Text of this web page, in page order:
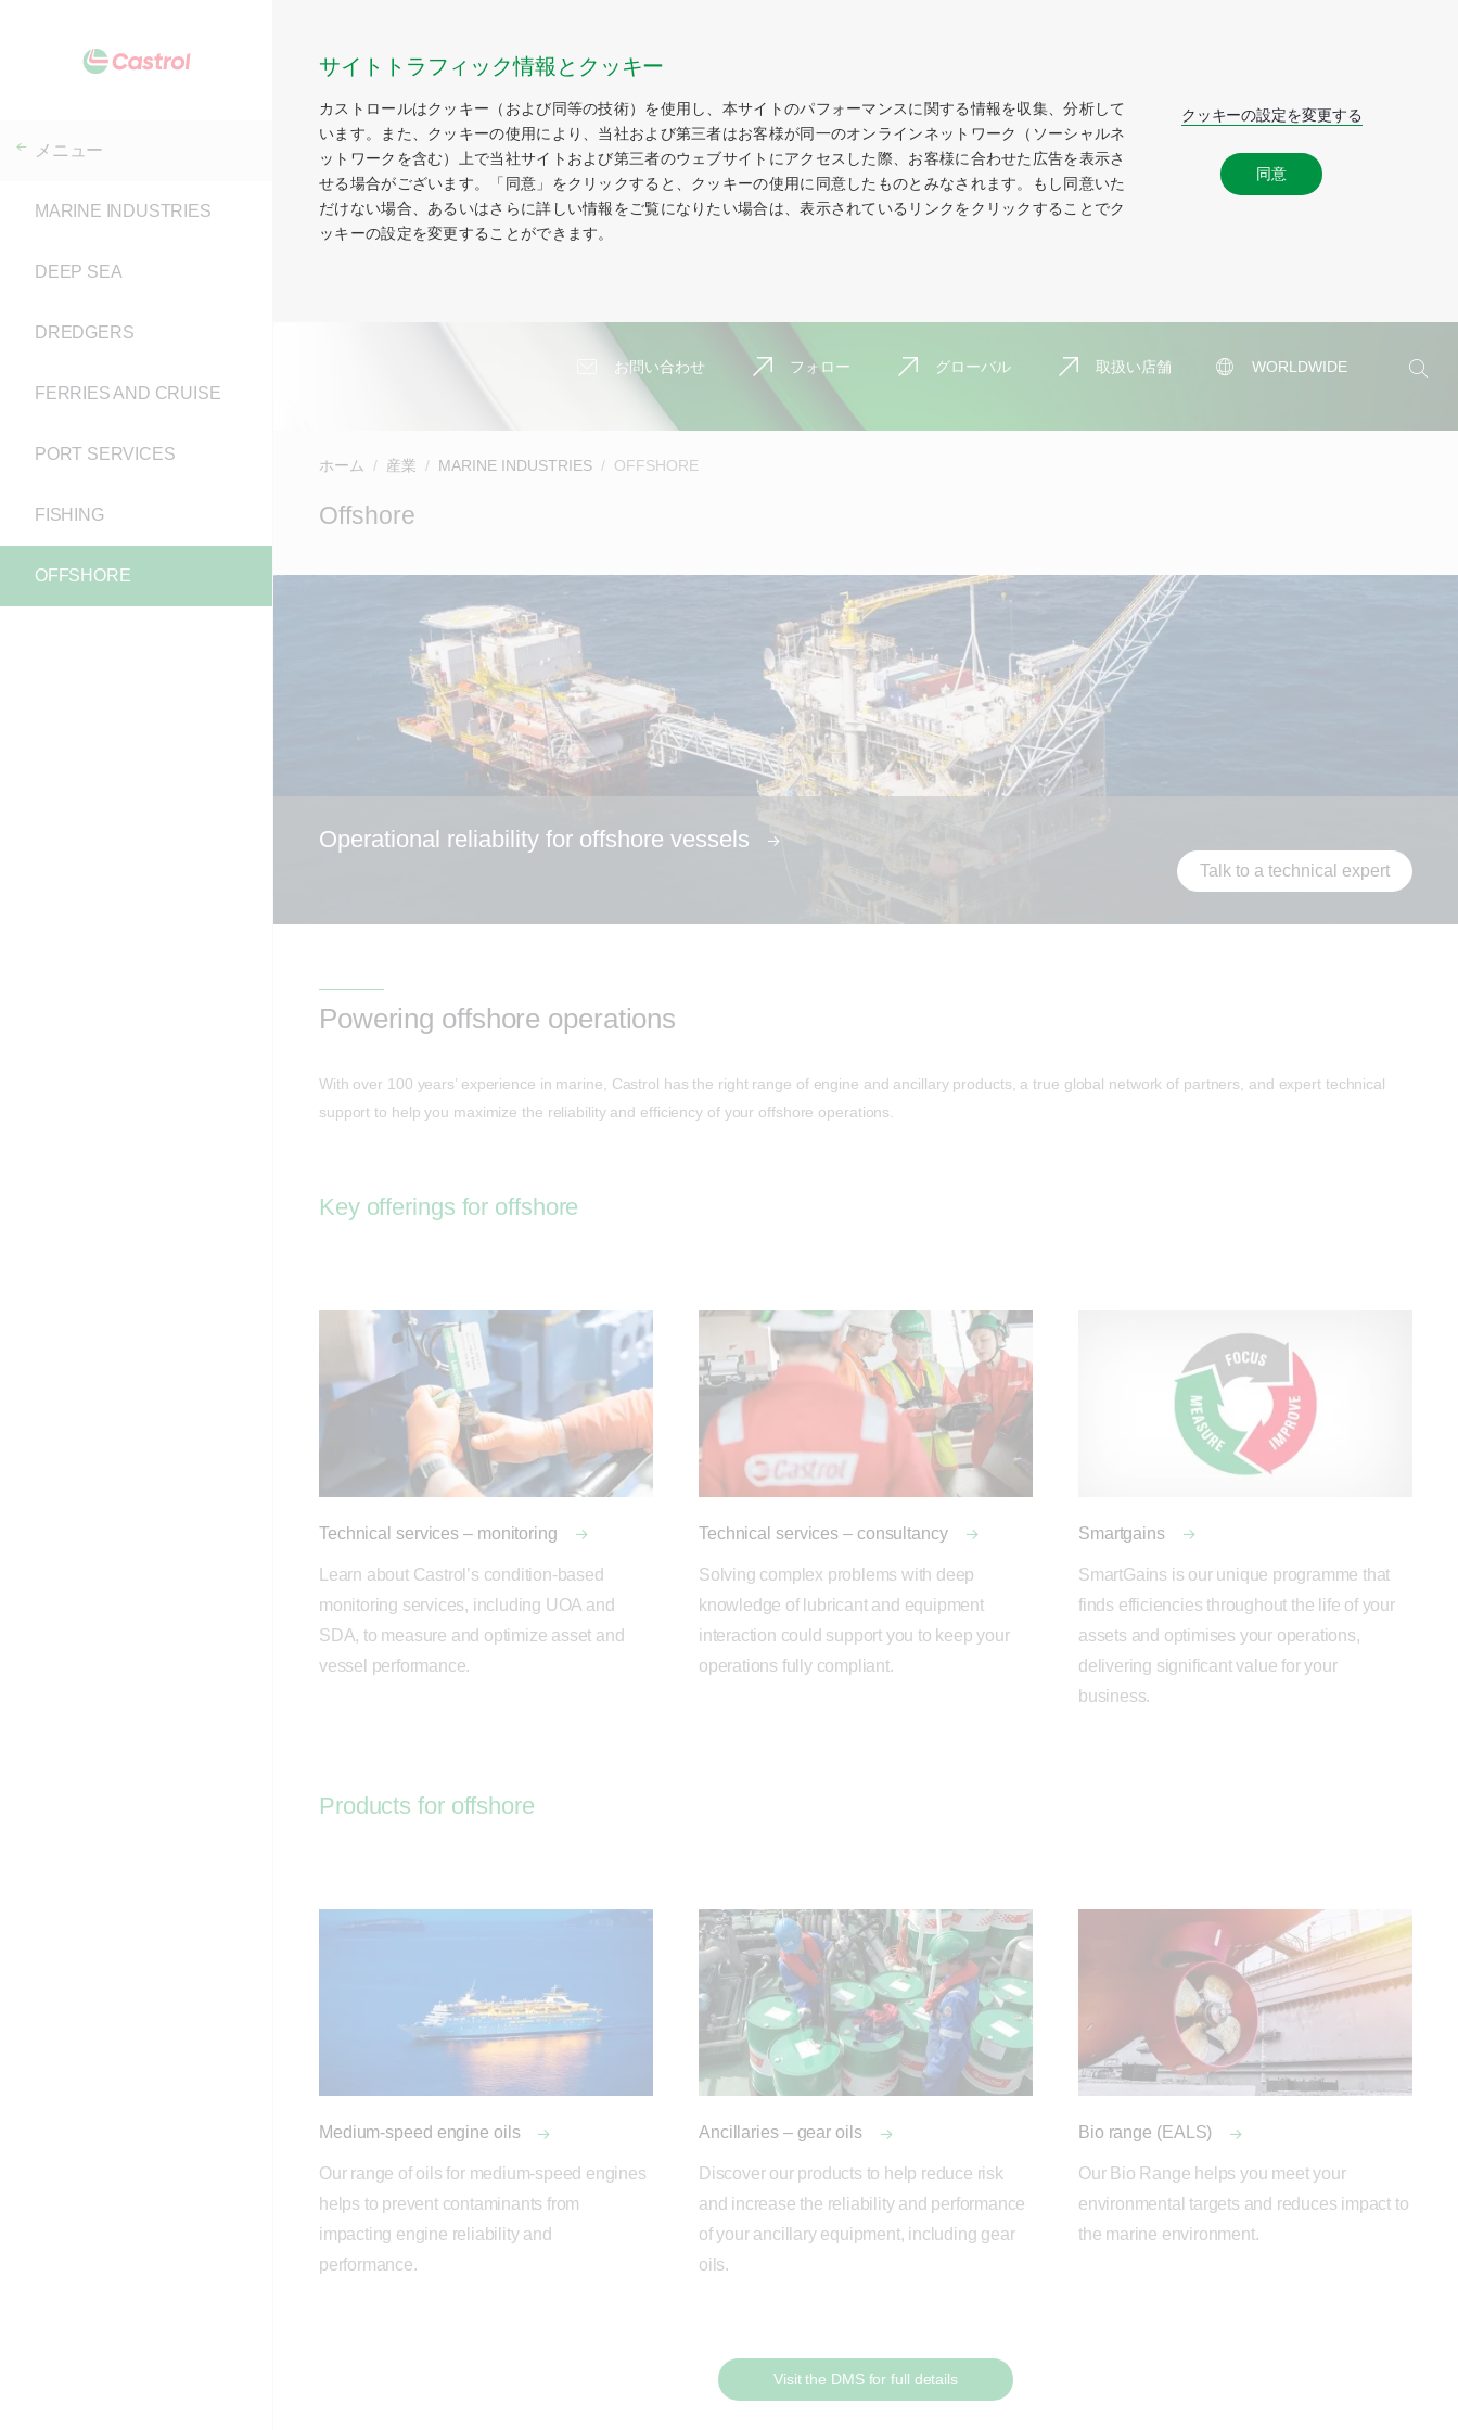
サイトトラフィック情報とクッキー
カストロールはクッキー（および同等の技術）を使用し、本サイトのパフォーマンスに関する情報を収集、分析して
います。また、クッキーの使用により、当社および第三者はお客様が同一のオンラインネットワーク（ソーシャルネ
ットワークを含む）上で当社サイトおよび第三者のウェブサイトにアクセスした際、お客様に合わせた広告を表示さ
せる場合がございます。「同意」をクリックすると、クッキーの使用に同意したものとみなされます。もし同意いた
だけない場合、あるいはさらに詳しい情報をご覧になりたい場合は、表示されているリンクをクリックすることでク
ッキーの設定を変更することができます。
クッキーの設定を変更する
同意
お問い合わせ フォロー グローバル 取扱い店舗
WORLDWIDE
検
メニュー
MARINE INDUSTRIES
DEEP SEA
DREDGERS
FERRIES AND CRUISE
PORT SERVICES
FISHING
OFFSHORE
ホーム 産業 MARINE INDUSTRIES OFFSHORE
ContentOffshore
Operational reliability for offshore vessels
Talk to a technical expert
Powering offshore operations
With over 100 years’ experience in marine, Castrol has the right range of engine and ancillary products, a true global network of partners, and expert technical
support to help you maximize the reliability and efficiency of your offshore operations.
Key offerings for offshore
Technical services – monitoring
Learn about Castrol’s condition-based
monitoring services, including UOA and
SDA, to measure and optimize asset and
vessel performance.
Technical services – consultancy
Solving complex problems with deep
knowledge of lubricant and equipment
interaction could support you to keep your
operations fully compliant.
Smartgains
SmartGains is our unique programme that
finds efficiencies throughout the life of your
assets and optimises your operations,
delivering significant value for your
business.
Products for offshore
Medium-speed engine oils
Our range of oils for medium-speed engines
helps to prevent contaminants from
impacting engine reliability and
performance.
Ancillaries – gear oils
Discover our products to help reduce risk
and increase the reliability and performance
of your ancillary equipment, including gear
oils.
Bio range (EALS)
Our Bio Range helps you meet your
environmental targets and reduces impact to
the marine environment.
Visit the DMS for full details